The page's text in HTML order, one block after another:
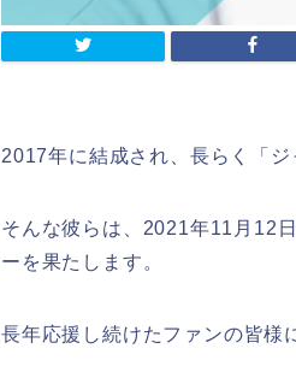
2017年に結成され、長らく「
そんな彼らは、2021年11月12
ーを果たします。
長年応援し続けたファンの皆様